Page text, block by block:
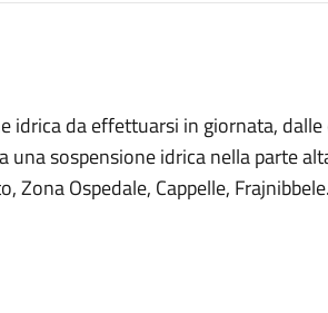
idrica da effettuarsi in giornata,
sospensione idrica nella parte
Zona Ospedale, Cappelle, Frajnibbele.